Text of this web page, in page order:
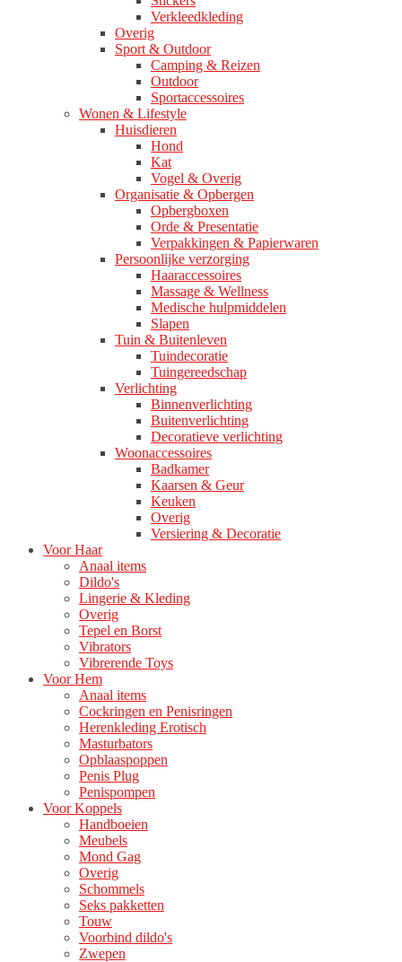
Verkleedkleding
Overig
Sport & Outdoor
Camping & Reizen
Outdoor
Sportaccessoires
Wonen & Lifestyle
Huisdieren
Hond
Kat
Vogel & Overig
Organisatie & Opbergen
Opbergboxen
Orde & Presentatie
Verpakkingen & Papierwaren
Persoonlijke verzorging
Haaraccessoires
Massage & Wellness
Medische hulpmiddelen
Slapen
Tuin & Buitenleven
Tuindecoratie
Tuingereedschap
Verlichting
Binnenverlichting
Buitenverlichting
Decoratieve verlichting
Woonaccessoires
Badkamer
Kaarsen & Geur
Keuken
Overig
Versiering & Decoratie
Voor Haar
Anaal items
Dildo's
Lingerie & Kleding
Overig
Tepel en Borst
Vibrators
Vibrerende Toys
Voor Hem
Anaal items
Cockringen en Penisringen
Herenkleding Erotisch
Masturbators
Opblaaspoppen
Penis Plug
Penispompen
Voor Koppels
Handboeien
Meubels
Mond Gag
Overig
Schommels
Seks pakketten
Touw
Voorbind dildo's
Zwepen